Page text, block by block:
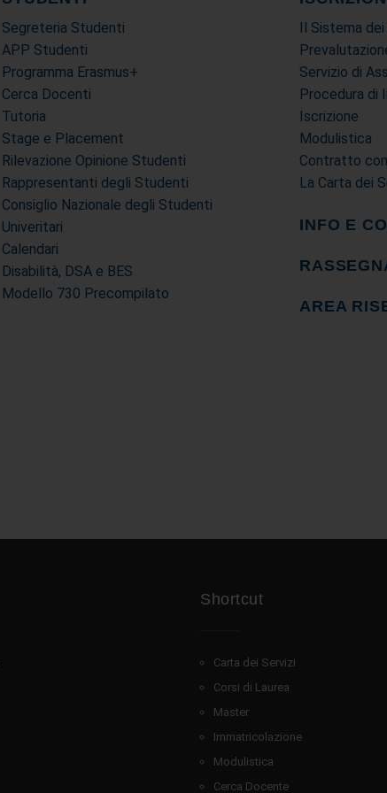
Segreteria Studenti
APP Studenti
Programma Erasmus+
Cerca Docenti
Tutoria
Stage e Placement
Rilevazione Opinione Studenti
Rappresentanti degli Studenti
Consiglio Nazionale degli Studenti
Univeritari
Calendari
Disabilità, DSA e BES
Modello 730 Precompilato
Il Sistema
Servizio di
Procedura di
Iscrizione
Modulistica
Contratto
La Carta dei
INFO E
AREA
Shortcut
Carta dei Servizi
Corsi di Laurea
Master
Immatricolazione
Modulistica
Cerca Docente